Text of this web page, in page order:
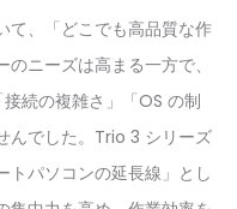
て、「どこでも高品質な作
ニーズは高まる一方で、
続の複雑さ」「OS の制
んでした。Trio 3 シリーズ
トパソコンの延長線」とし